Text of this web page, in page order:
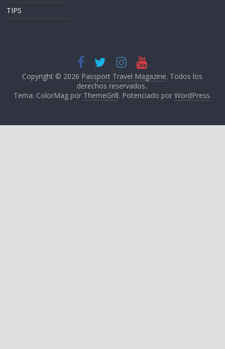
TIPS
Copyright © 2026 Passport Travel Magazine. Todos los
derechos reservados..
Tema: ColorMag por ThemeGrill. Potenciado por WordPress.